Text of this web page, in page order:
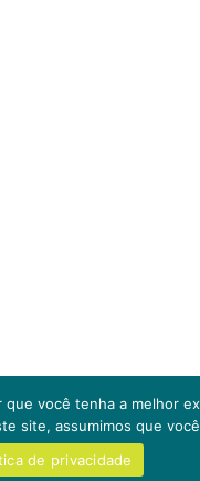
você tenha a melhor
site, assumimos que
de privacidade